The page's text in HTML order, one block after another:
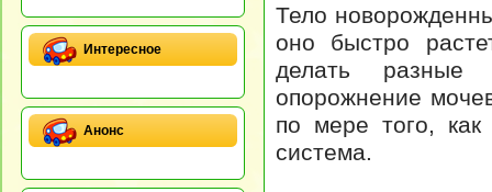
Интересное
Анонс
Тело
оно быстро
делать разные
опорожнение
по мере того,
система.